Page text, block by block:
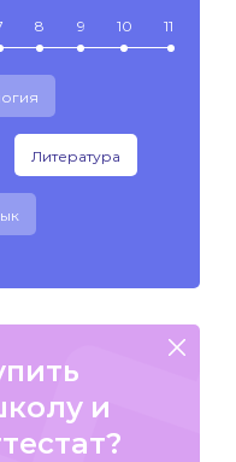
8 9 10 11
Литература
и